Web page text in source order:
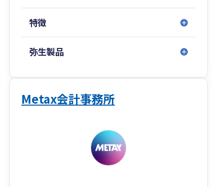
と、企業経営を支援し続けてきた専門家ならでは
のノウハウが蓄積されています。
ただける事務所であり続けられるよう取り組んで
おります。
特徴
弥生製品
Metax会計事務所